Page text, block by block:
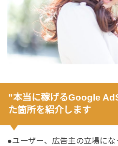
”本当に稼げるGoogle
た箇所を紹介します
●ユーザー、広告主の立場に